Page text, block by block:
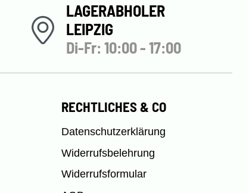
LAGERABHOLER
LEIPZIG
Di-Fr: 10:00 - 17:00
RECHTLICHES & CO
Datenschutzerklärung
Widerrufsbelehrung
Widerrufsformular